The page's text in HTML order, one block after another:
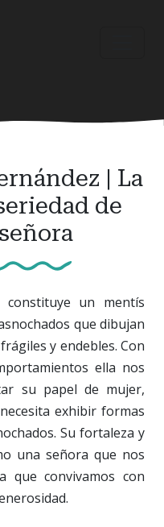
| La
de
constituye un mentís
que dibujan
y endebles. Con
ella nos
su papel de mujer,
exhibir formas
Su fortaleza y
una señora que nos
que convivamos con